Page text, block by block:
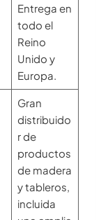
Entrega en
todo el
Reino
Unido y
Europa.
Gran
distribuido
r de
productos
de madera
y tableros,
incluida